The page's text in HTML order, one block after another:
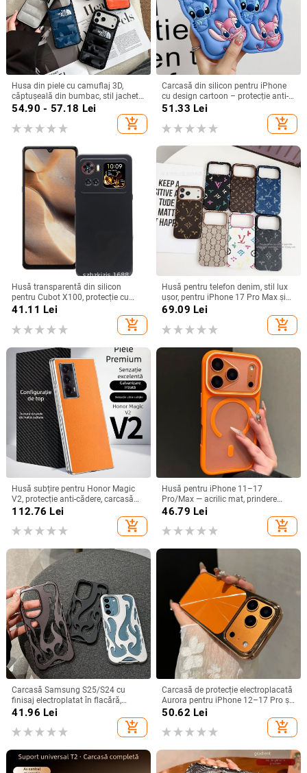
Husa din piele cu camuflaj 3D,
căptușeală din bumbac, stil jachetă
de iarnă, compatibilă cu iPhone
54.90 - 57.18 Lei
add_shopping_cart
Carcasă din silicon pentru iPhone
cu design cartoon – protecție anti-
cădere, finisaj mat, compatibilă cu
(Pro/Max)
51.33 Lei
add_shopping_cart
Husă transparentă din silicon
pentru Cubot X100, protecție cu
acoperire totală
41.11 Lei
add_shopping_cart
Husă pentru telefon denim, stil lux
ușor, pentru iPhone 17 Pro Max și
iPhone 16, cu acoperire totală
69.09 Lei
add_shopping_cart
Husă subțire pentru Honor Magic
V2, protecție anti-cădere, carcasă
dură pentru ecran pliabil, finisaj PU
112.76 Lei
add_shopping_cart
Husă pentru iPhone 11–17
Pro/Max — acrilic mat, prindere
magnetică, protecție anti-cadere,
46.79 Lei
add_shopping_cart
Carcasă Samsung S25/S24 cu
finisaj electroplatat în flacără,
design decupat, compatibilă cu
41.96 Lei
add_shopping_cart
Carcasă de protecție electroplacată
Aurora pentru iPhone 12–17 Pro și
Pro Max, acoperire completă, anti-
50.62 Lei
add_shopping_cart